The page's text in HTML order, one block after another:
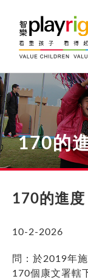
content
170的
170的進度
10-2-2026
問：於2019年
170個康文署轄